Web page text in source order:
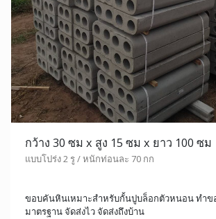
กว้าง 30 ซม x สูง 15 ซม x ยาว 100 ซม
แบบโปร่ง 2 รู / หนักท่อนละ 70 กก
ขอบคันหินเหมาะสำหรับกั้นปูบล็อกตัวหนอน ทำข
มาตรฐาน จัดส่งไว จัดส่งถึงบ้าน